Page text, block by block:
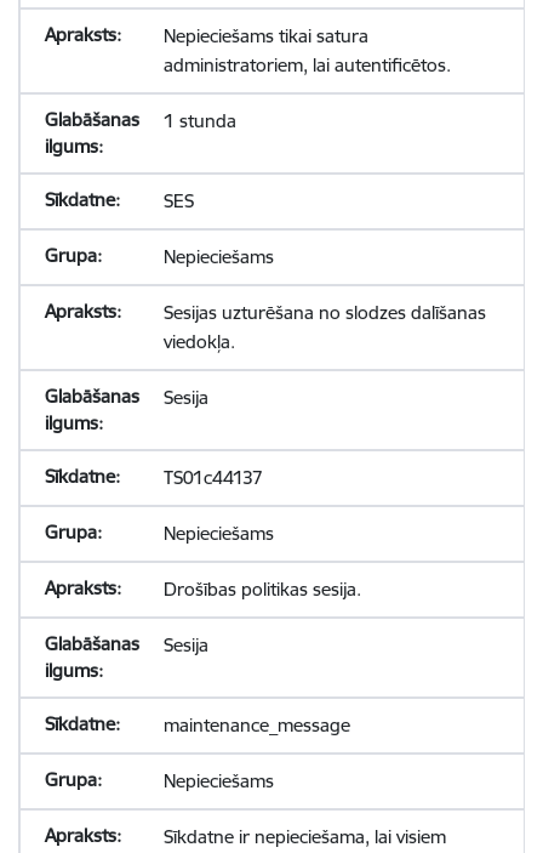
Nepieciešams tikai satura
administratoriem, lai autentificētos.
1 stunda
SES
Nepieciešams
Sesijas uzturēšana no slodzes dalīšanas
viedokļa.
Sesija
TS01c44137
Nepieciešams
Drošības politikas sesija.
Sesija
maintenance_message
Nepieciešams
Sīkdatne ir nepieciešama, lai visiem